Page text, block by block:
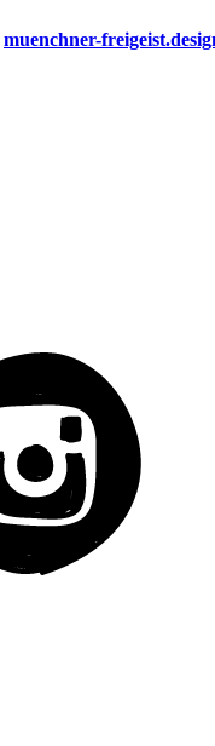
muenchner-